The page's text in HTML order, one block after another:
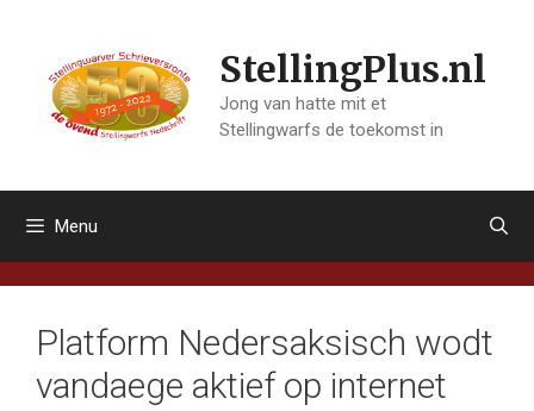
inhoud
StellingPlus.nl
Jong van hatte mit et
Stellingwarfs de toekomst in
Menu
Platform Nedersaksisch wodt
vandaege aktief op internet